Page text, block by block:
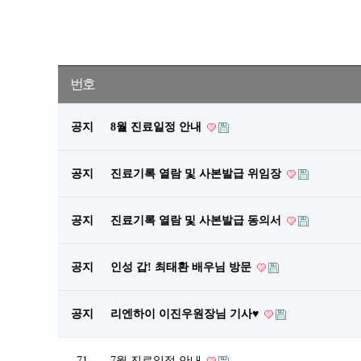
번호
공지 8월 진료일정 안내
공지 진료기록 열람 및 사본발급 위임장
공지 진료기록 열람 및 사본발급 동의서
공지 인성 갑! 최태환 배우님 방문
공지 리엔하이 이진우원장님 기사♥